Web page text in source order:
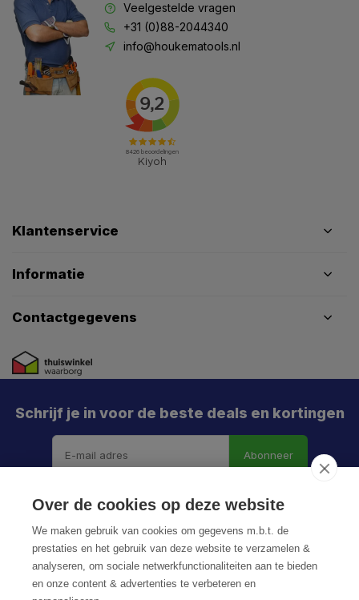
Veelgestelde vragen
+31 (0)88-2044340
info@houkematools.nl
Klantenservice
Informatie
Contactgegevens
Schrijf je in voor de beste deals en kortingen
Abonneer
Over de cookies op deze website
We maken gebruik van cookies om gegevens m.b.t. de
prestaties en het gebruik van deze website te verzamelen &
analyseren, om sociale netwerkfunctionaliteiten aan te bieden
en onze content & advertenties te verbeteren en